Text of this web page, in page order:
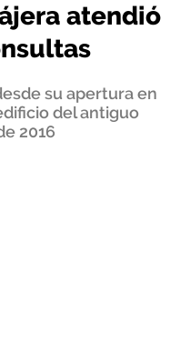
atendió
su apertura en
del antiguo
2016